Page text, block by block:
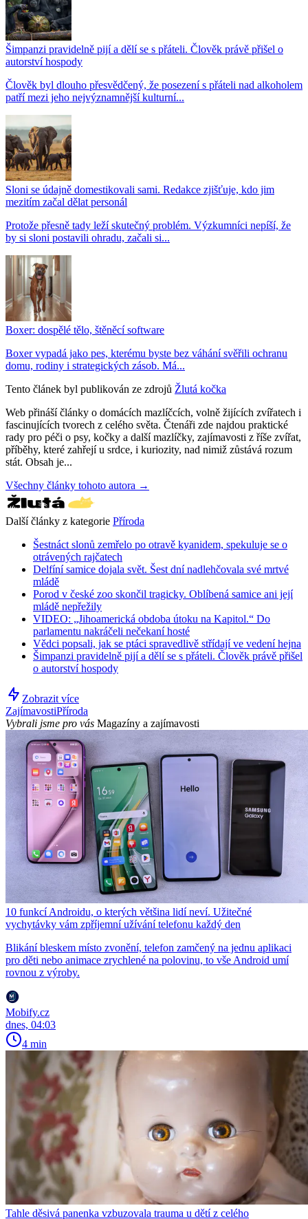
Šimpanzi pravidelně pijí a dělí se s přáteli. Člověk právě přišel o
autorství hospody
Člověk byl dlouho přesvědčený, že posezení s přáteli nad alkoholem
patří mezi jeho nejvýznamnější kulturní...
Sloni se údajně domestikovali sami. Redakce zjišťuje, kdo jim
mezitím začal dělat personál
Protože přesně tady leží skutečný problém. Výzkumníci nepíší, že
by si sloni postavili ohradu, začali si...
Boxer: dospělé tělo, štěněcí software
Boxer vypadá jako pes, kterému byste bez váhání svěřili ochranu
domu, rodiny i strategických zásob. Má...
Tento článek byl publikován ze zdrojů Žlutá kočka
Web přináší články o domácích mazlíčcích, volně žijících zvířatech i
fascinujících tvorech z celého světa. Čtenáři zde najdou praktické
rady pro péči o psy, kočky a další mazlíčky, zajímavosti z říše zvířat,
příběhy, které zahřejí u srdce, i kuriozity, nad nimiž zůstává rozum
stát. Obsah je...
Všechny články tohoto autora →
Další články z kategorie Příroda
Šestnáct slonů zemřelo po otravě kyanidem, spekuluje se o
otrávených rajčatech
Delfíní samice dojala svět. Šest dní nadlehčovala své mrtvé
mládě
Porod v české zoo skončil tragicky. Oblíbená samice ani její
mládě nepřežily
VIDEO: „Jihoamerická obdoba útoku na Kapitol.“ Do
parlamentu nakráčeli nečekaní hosté
Vědci popsali, jak se ptáci spravedlivě střídají ve vedení hejna
Šimpanzi pravidelně pijí a dělí se s přáteli. Člověk právě přišel
o autorství hospody
Zobrazit více
ZajímavostiPříroda
Vybrali jsme pro vás Magazíny a zajímavosti
10 funkcí Androidu, o kterých většina lidí neví. Užitečné
vychytávky vám zpříjemní užívání telefonu každý den
Blikání bleskem místo zvonění, telefon zamčený na jednu aplikaci
pro děti nebo animace zrychlené na polovinu, to vše Android umí
rovnou z výroby.
Mobify.cz
dnes, 04:03
4 min
Tahle děsivá panenka vzbuzovala trauma u dětí z celého